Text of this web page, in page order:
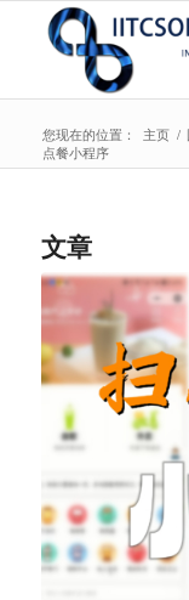
您现在的位置： 主页 /
点餐小程序
文章